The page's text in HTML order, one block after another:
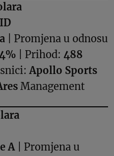
| Promjena u odnosu
| Prihod: 488
Apollo Sports
Management
A| Promjena u